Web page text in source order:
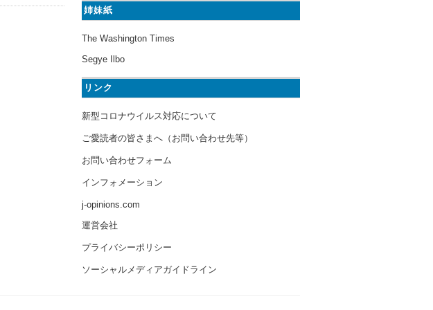
姉妹紙
The Washington Times
Segye Ilbo
リンク
新型コロナウイルス対応について
ご愛読者の皆さまへ（お問い合わせ先等）
お問い合わせフォーム
インフォメーション
j-opinions.com
運営会社
プライバシーポリシー
ソーシャルメディアガイドライン